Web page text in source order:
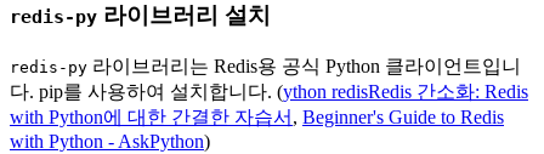
redis-py 라이브러리 설치
redis-py 라이브러리는 Redis용 공식 Python 클라이언트입니
다. pip를 사용하여 설치합니다. (ython redisRedis 간소화: Redis
with Python에 대한 간결한 자습서 , Beginner's Guide to Redis
with Python - AskPython)